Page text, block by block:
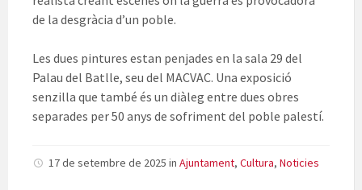
de la desgràcia d’un poble.
Les dues pintures estan penjades en la sala 29 del
Palau del Batlle, seu del MACVAC. Una exposició
senzilla que també és un diàleg entre dues obres
separades per 50 anys de sofriment del poble palestí.
17 de setembre de 2025 in Ajuntament, Cultura, Noticies